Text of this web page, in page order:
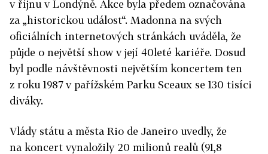
v říjnu v Londýně. Akce byla předem označována
za „historickou událost“. Madonna na svých
oficiálních internetových stránkách uváděla, že
půjde o největší show v její 40leté kariéře. Dosud
byl podle návštěvnosti největším koncertem ten
z roku 1987 v pařížském Parku Sceaux se 130 tisíci
diváky.
Vlády státu a města Rio de Janeiro uvedly, že
na koncert vynaložily 20 milionů realů (91,8